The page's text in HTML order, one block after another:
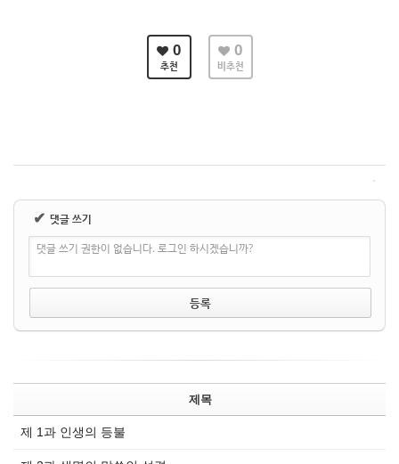
0
추천
0
비추천
✔ 댓글 쓰기
댓글 쓰기 권한이 없습니다. 로그인 하시겠습니까?
제목
제 1과 인생의 등불